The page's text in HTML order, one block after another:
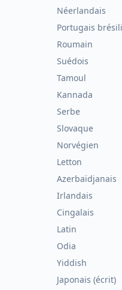
Néerlandais
Portugais
Roumain
Suédois
Tamoul
Kannada
Serbe
Slovaque
Norvégien
Letton
Azerbaïdjanais
Irlandais
Cingalais
Latin
Odia
Yiddish
Japonais (écrit)